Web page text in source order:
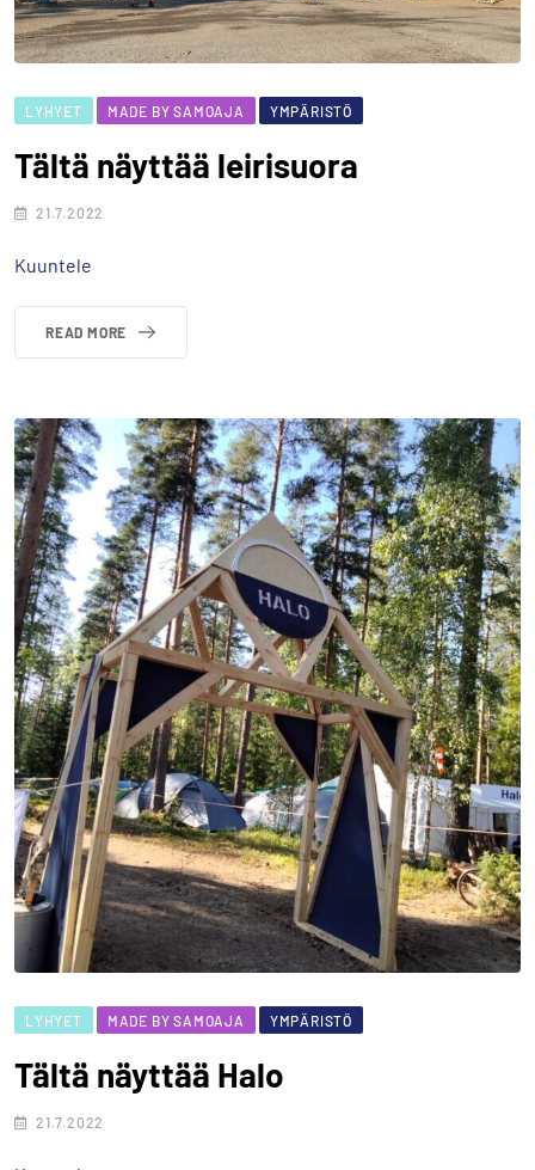
LYHYET MADE BY SAMOAJA YMPÄRISTÖ
Tältä näyttää leirisuora
21.7.2022
Kuuntele
READ MORE
LYHYET MADE BY SAMOAJA YMPÄRISTÖ
Tältä näyttää Halo
21.7.2022